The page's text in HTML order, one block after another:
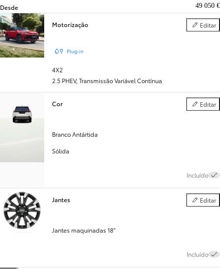
Desde 49 050 €
Motorização Editar
Plug-in
4X2
2.5 PHEV, Transmissão Variável Contínua
Cor Editar
Cor
Branco Antártida
Sólida
Incluído
Jantes Editar
Jantes
Jantes maquinadas 18''
Incluído